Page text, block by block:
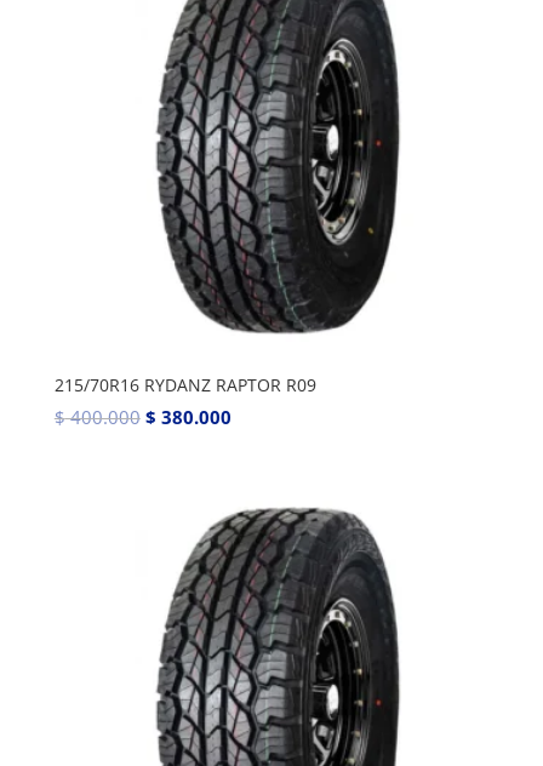
215/70R16 RYDANZ RAPTOR R09
$400.000 $ 380.000